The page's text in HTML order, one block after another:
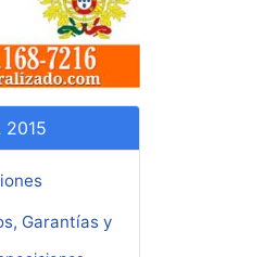
2015
Garantías y